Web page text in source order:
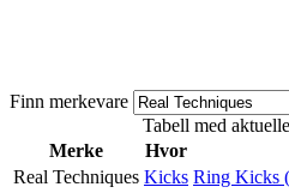
Mat og
Helse
Finn merkevare
Tabell med
Merke
Hvor
Real Techniques Kicks Ring Kicks